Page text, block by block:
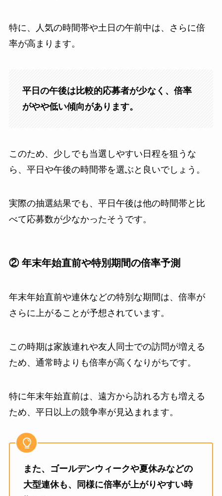
特に、人気の時間帯や土日の午前中は、さらに倍
率が高まります。
平日の午後は比較的応募者が少なく、倍率
がやや低い傾向があります。
このため、少しでも当選しやすい日程を狙うな
ら、平日や午後の時間帯を選ぶと良いでしょう。
実際の抽選結果でも、平日午後は他の時間帯と比
べて応募数が少なかったそうです。
② 年末年始直前や特別期間の倍率予測
年末年始直前や連休などの特別な期間は、倍率が
さらに上がることが予想されています。
この時期は家族連れや友人同士での訪問が増える
ため、通常時よりも倍率が高くなりがちです。
特に年末年始直前は、遠方から訪れる方も増える
ため、平日以上の競争率が見込まれます。
また、ゴールデンウィークや夏休みなどの
大型連休も、同様に倍率が上がりやすい時